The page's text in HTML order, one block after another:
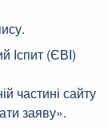
Іспит (ЄВІ)
частині сайту
заяву».